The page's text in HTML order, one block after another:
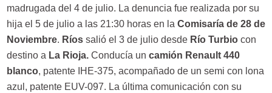
madrugada del 4 de julio. La denuncia fue realizada por su
hija el 5 de julio a las 21:30 horas en la Comisaría de 28 de
Noviembre. Ríossalió el 3 de julio desde Río Turbiocon
destino a La Rioja.Conducía un camión Renault 440
blanco, patente IHE-375, acompañado de un semi con lona
azul, patente EUV-097. La última comunicación con su